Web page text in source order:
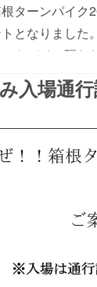
ターンパイ
となりまし
トバイで隔
キャンプファ
頂上に向かう
にの向こうに
た喜びは「
ことサイド
けますよう
入場通行